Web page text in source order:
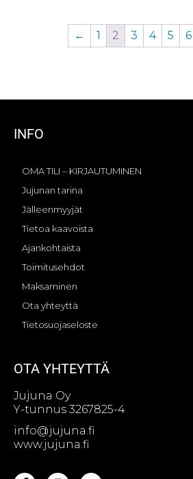
← 1 2 3 4 5 6
INFO
OMA TILI – KIRJAUTUMINEN
Jujunan tarina
Jälleenmyyjät
Tietoa kaavoista
Ajankohtaista
Toimitusehdot
Maksaminen
Ota yhteyttä
Tietosuojaseloste
OTA YHTEYTTÄ
Jujuna Oy
Y-tunnus 3267825-4
info@jujuna.fi
www.jujuna.fi